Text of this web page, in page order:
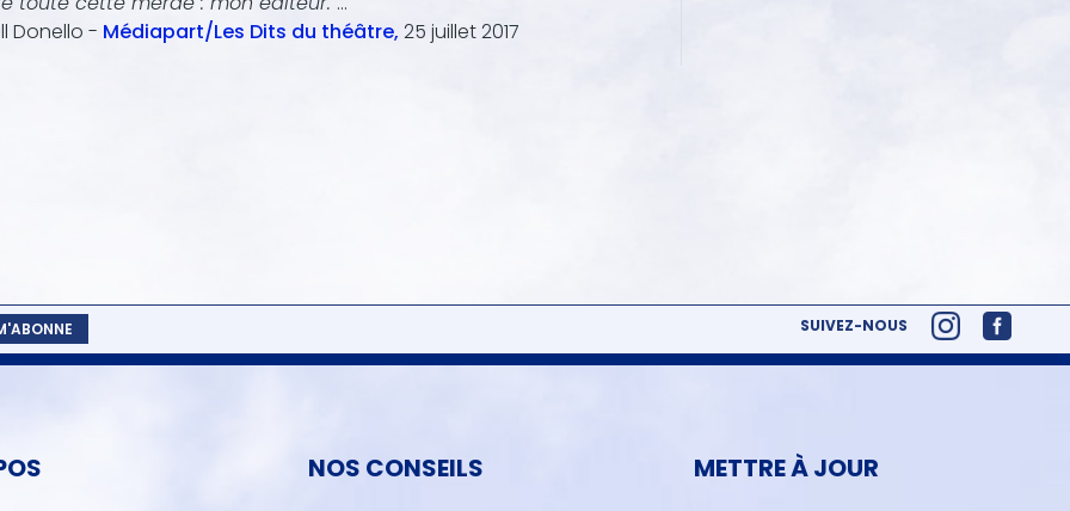
Donello - Médiapart/Les Dits du théâtre, 25 juillet 2017
SUIVEZ-NOUS
NOS CONSEILS METTRE À JOUR